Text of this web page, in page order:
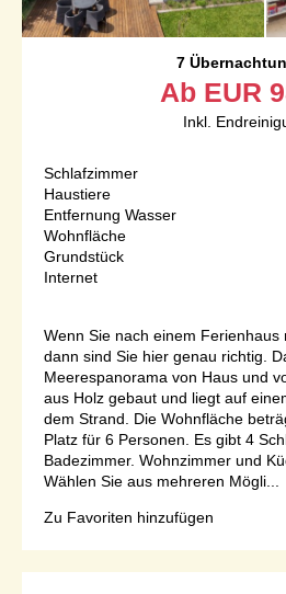
7
Ab EUR
Inkl.
Schlafzimmer
Haustiere
Entfernung Wasser
Wohnfläche
Grundstück
Internet
Wenn Sie nach einem Ferienhaus
dann sind Sie hier genau richtig.
Meerespanorama von Haus und
aus Holz gebaut und liegt auf
dem Strand. Die Wohnfläche
Platz für 6 Personen. Es gibt 4
Badezimmer. Wohnzimmer und
Wählen Sie aus mehreren Mögli...
Zu Favoriten hinzufügen